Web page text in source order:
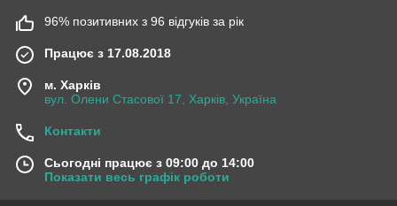
96% позитивних з 96 відгуків за рік
Працює з 17.08.2018
м. Харків
вул. Олени Стасової 17, Харків, Україна
Контакти
Сьогодні працює з 09:00 до 14:00
Показати весь графік роботи